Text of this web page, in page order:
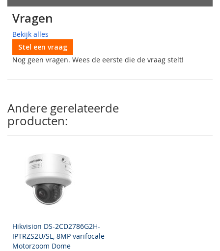
Vragen
Bekijk alles
Stel een vraag
Nog geen vragen. Wees de eerste die de vraag stelt!
Andere gerelateerde
producten:
Hikvision DS-2CD2786G2H-
IPTRZS2U/SL, 8MP varifocale
Motorzoom Dome